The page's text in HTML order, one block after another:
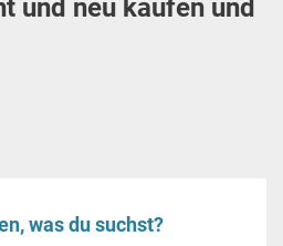
und neu kaufen und
was du suchst?